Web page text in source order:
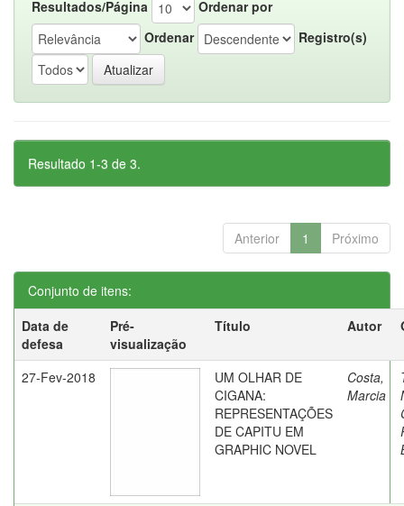
Resultados/Página
Ordenar por
Ordenar
Registro(s)
Resultado 1-3 de 3.
Anterior 1 Próximo
Conjunto de itens:
Data de
defesa
Pré-
visualização
Título Autor
27-Fev-2018
UM OLHAR DE
CIGANA:
REPRESENTAÇÕES
DE CAPITU EM
GRAPHIC NOVEL
Costa,
Marcia